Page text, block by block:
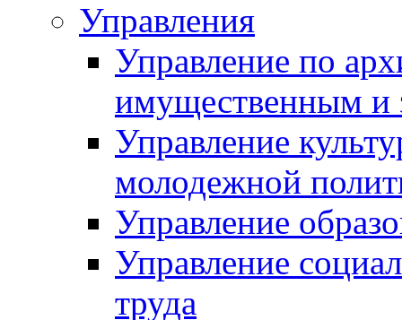
Управления
Управление по
имущественным и
Управление
молодежной
Управление
Управление
труда